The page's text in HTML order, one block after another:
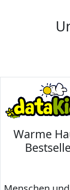
Warme